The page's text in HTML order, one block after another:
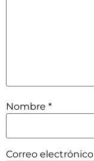
Nombre *
Correo electrónico